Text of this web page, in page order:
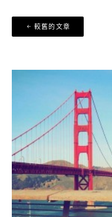
文
章
覽
較舊的文章